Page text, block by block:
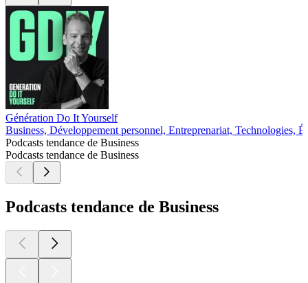
Génération Do It Yourself
Business, Développement personnel, Entreprenariat, Technologies,
Podcasts tendance de Business
Podcasts tendance de Business
Podcasts tendance de Business